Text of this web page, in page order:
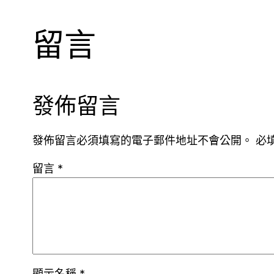
留言
發佈留言
發佈留言必須填寫的電子郵件地址不會公開。 必
留言 *